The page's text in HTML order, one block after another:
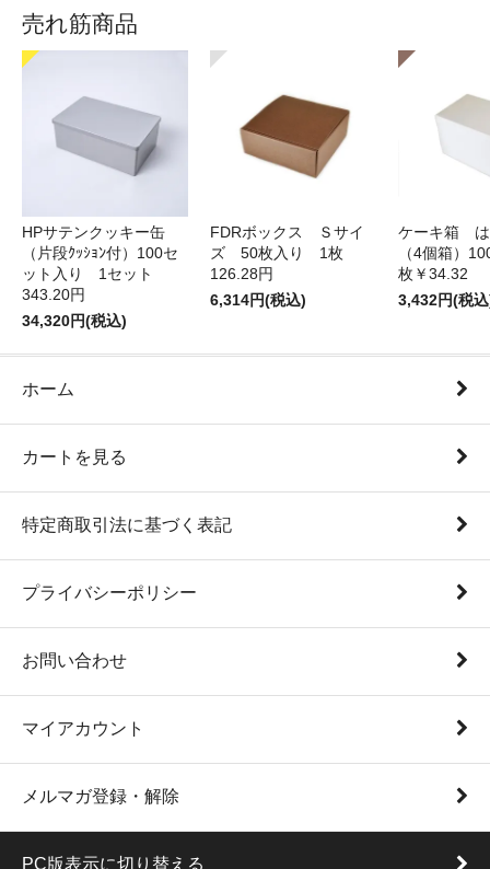
売れ筋商品
HPサテンクッキー缶
（片段ｸｯｼｮﾝ付）100セ
ット入り 1セット
343.20円
34,320円(税込)
FDRボックス Ｓサイ
ズ 50枚入り 1枚
126.28円
6,314円(税込)
ケーキ箱 は
（4個箱）
枚￥34.32
3,432円(税
ホーム
カートを見る
特定商取引法に基づく表記
プライバシーポリシー
お問い合わせ
マイアカウント
メルマガ登録・解除
PC版表示に切り替える